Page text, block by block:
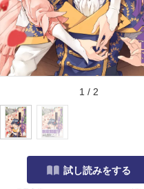
1 / 2
試し読みをする